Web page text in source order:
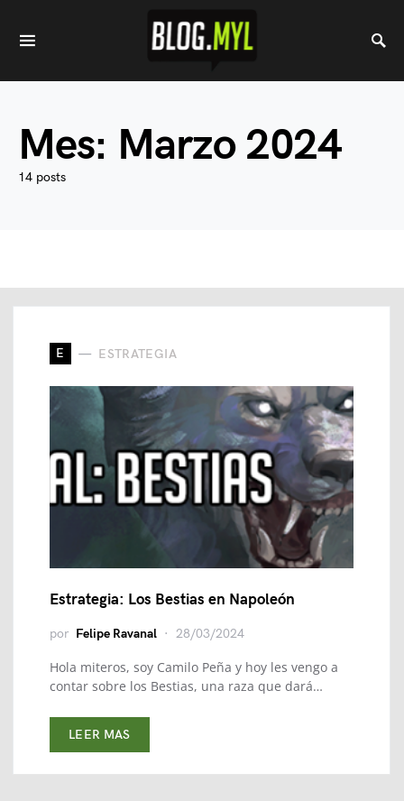
Mes: Marzo 2024
14 posts
E ESTRATEGIA
Estrategia: Los Bestias en Napoleón
por Felipe Ravanal 28/03/2024
Hola miteros, soy Camilo Peña y hoy les vengo a
contar sobre los Bestias, una raza que dará…
LEER MAS